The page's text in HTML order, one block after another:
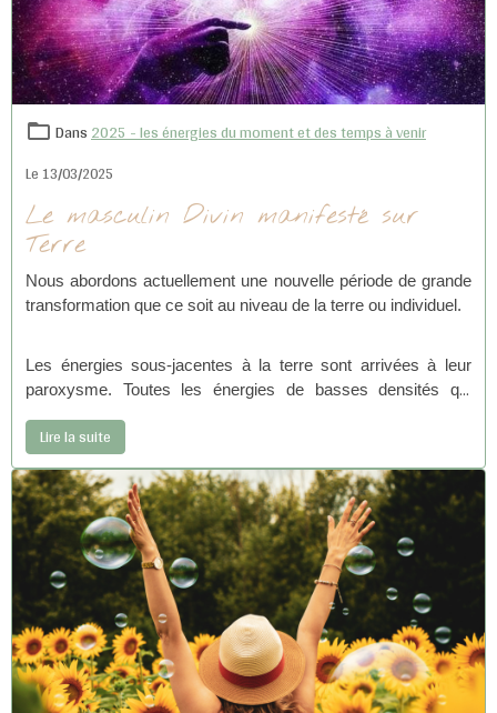
Dans2025 - les énergies du moment et des temps à venir
Le 13/03/2025
Le masculin Divin manifesté sur
Terre
Nous abordons actuellement une nouvelle période de grande
transformation que ce soit au niveau de la terre ou individuel.
Les énergies sous-jacentes à la terre sont arrivées à leur
paroxysme. Toutes les énergies de basses densités qui
remontées à la surface pour être totalement annihilées.
Lire la suite